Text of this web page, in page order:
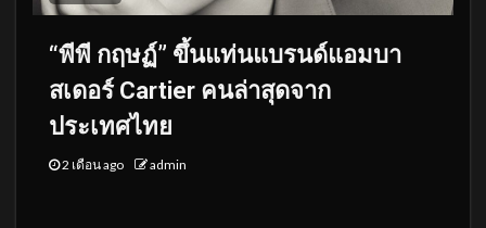
“พีพี กฤษฏ์” ขึ้นแท่นแบรนด์แอมบา
สเดอร์ Cartier คนล่าสุดจาก
ประเทศไทย
2 เดือน ago admin